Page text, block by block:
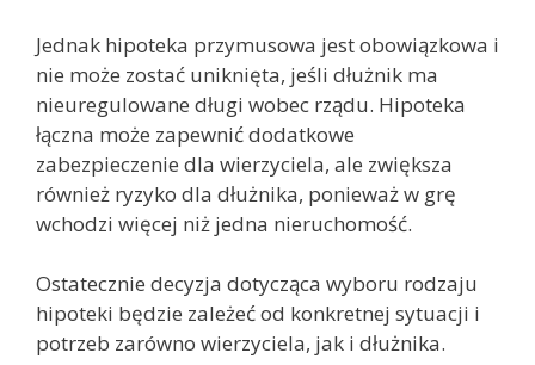
Jednak hipoteka przymusowa jest obowiązkowa i
nie może zostać uniknięta, jeśli dłużnik ma
nieuregulowane długi wobec rządu. Hipoteka
łączna może zapewnić dodatkowe
zabezpieczenie dla wierzyciela, ale zwiększa
również ryzyko dla dłużnika, ponieważ w grę
wchodzi więcej niż jedna nieruchomość.
Ostatecznie decyzja dotycząca wyboru rodzaju
hipoteki będzie zależeć od konkretnej sytuacji i
potrzeb zarówno wierzyciela, jak i dłużnika.